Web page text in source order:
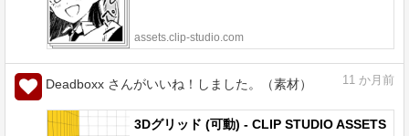
Deadboxx さんがいいね！しました。（素材）
アルペン - CLIP STUDIO ASSETS
assets.clip-studio.com